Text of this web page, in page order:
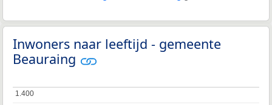
Inwoners naar leeftijd - gemeente
Beauraing
1.400
1.400